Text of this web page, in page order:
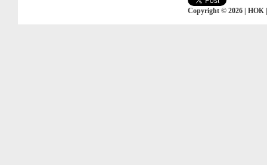
Copyright © 2026 | НОК